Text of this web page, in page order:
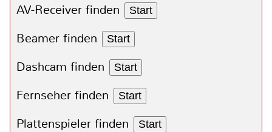
AV-Receiver finden Start
Beamer finden Start
Dashcam finden Start
Fernseher finden Start
Plattenspieler finden Start